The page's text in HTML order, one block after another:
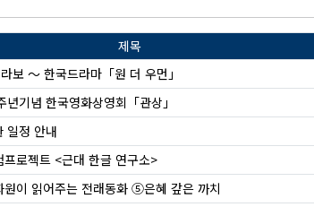
제목
보 ～ 한국드라마「원 더 우먼」
년기념 한국영화상영회「관상」
일정 안내
프로젝트 <근대 한글 연구소>
원이 읽어주는 전래동화 ⑤은혜 갚은 까치